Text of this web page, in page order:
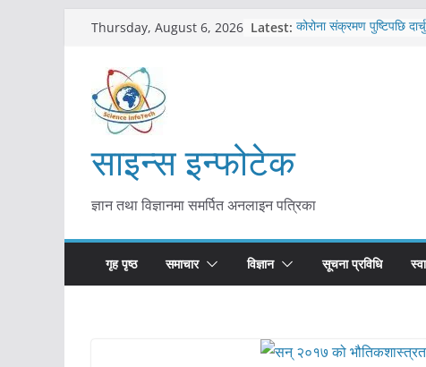
content
Thursday, August 6, 2026 Latest: कोरोना संक्रमण पुष्टिपछि
साइन्स इन्फोटेक
ज्ञान तथा विज्ञानमा समर्पित अनलाइन पत्रिका
गृह पृष्ठ समाचार विज्ञान सूचना प्रविधि